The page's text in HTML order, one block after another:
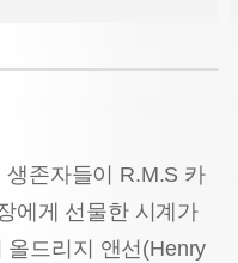
존자들이 R.M.S 카
에게 선물한 시계가
올드리지 앤선(Henry